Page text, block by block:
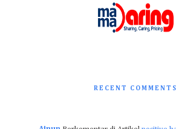
RECENT COMMENTS